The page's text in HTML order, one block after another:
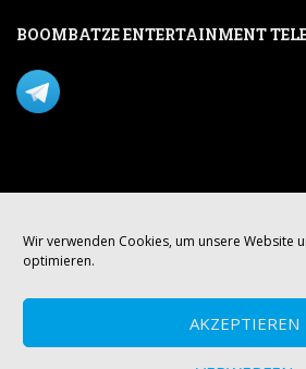
Wir verwenden Cookies, um unsere Website
optimieren.
AKZEPTIEREN
BOOMBATZE ENTERTAINMENT